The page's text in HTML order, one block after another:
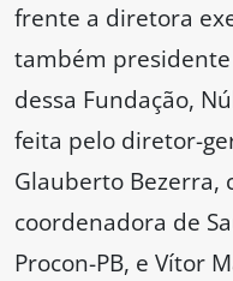
frente a diretora
também
dessa Fundação,
feita pelo diretor-
Glauberto Bezerra,
coordenadora de
Procon-PB, e Vítor